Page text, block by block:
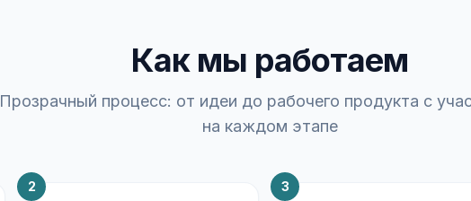
Как мы работаем
Прозрачный процесс: от идеи до рабочего продукта с
на каждом этапе
2 3